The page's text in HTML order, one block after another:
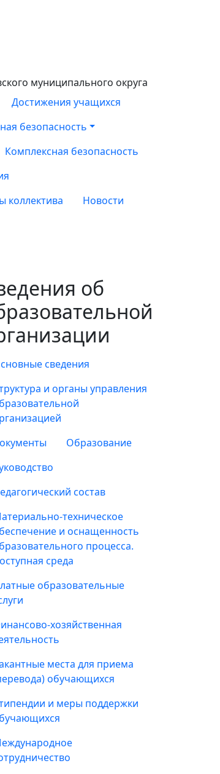
муниципального округа
Достижения учащихся
безопасность
Комплексная безопасность
коллектива
Новости
об
сведения
и органы управления
Образование
состав
техническое
и оснащенность
процесса.
среда
образовательные
хозяйственная
места для приема
обучающихся
и меры поддержки